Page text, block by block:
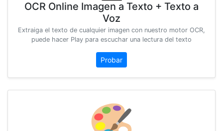
OCR Online Imagen a Texto + Texto a
Voz
Extraiga el texto de cualquier imagen con nuestro motor OCR,
puede hacer Play para escuchar una lectura del texto
Probar